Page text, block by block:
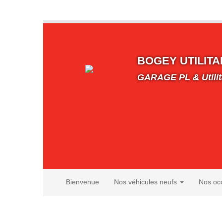
BOGEY
GARAGE PL &
Bienvenue Nos véhicules neufs Nos